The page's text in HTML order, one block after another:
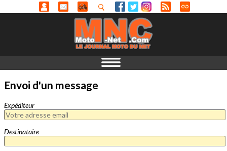
Envoi d'un message
Expéditeur
Destinataire